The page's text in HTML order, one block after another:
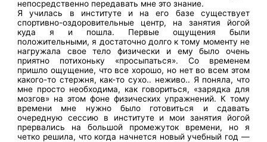
непосредственно передавать мне это знание.
Я училась в институте и на его базе существует
спортивно-оздоровительные центр, на занятия йогой
куда я и пошла. Первые ощущения были
положительными, я достаточно долго к тому моменту не
нагружала свое тело физически и ему было очень
приятно потихоньку «просыпаться». Со временем
пришло ощущение, что все хорошо, но нет во всем этом
какого-то стержня, как-то сухо.. неживо.. Я поняла, что
мне просто необходима, как говориться, «зарядка для
мозгов» на этом фоне физических упражнений. К тому
времени мне нужно было готовиться и сдавать
очередную сессию в институте и мои занятия йогой
прервались на большой промежуток времени, но я
четко решила, что когда начнется новый учебный год —